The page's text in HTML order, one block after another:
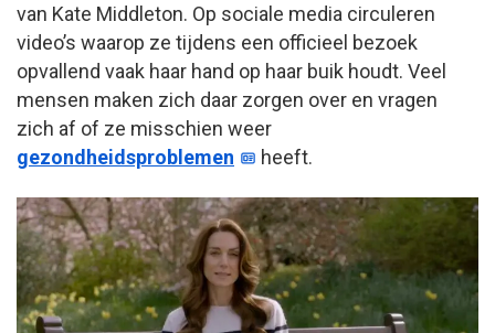
van Kate Middleton. Op sociale media circuleren
video’s waarop ze tijdens een officieel bezoek
opvallend vaak haar hand op haar buik houdt. Veel
mensen maken zich daar zorgen over en vragen
zich af of ze misschien weer
gezondheidsproblemen
heeft.